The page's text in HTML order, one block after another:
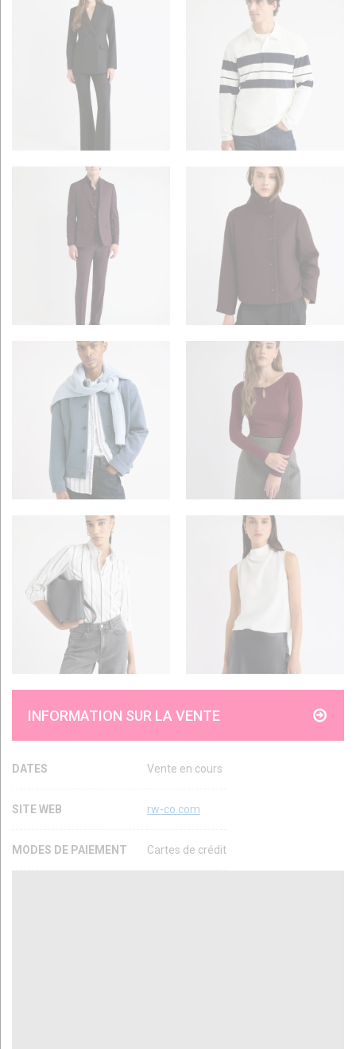
INFORMATION SUR LA VENTE
DATES Vente en cours
SITE WEB rw-co.com
MODES DE PAIEMENT Cartes de crédit